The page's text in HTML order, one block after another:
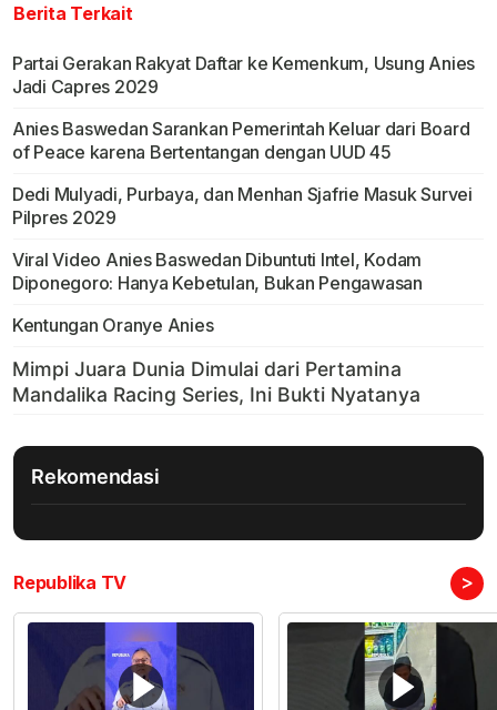
Berita Terkait
Partai Gerakan Rakyat Daftar ke Kemenkum, Usung Anies
Jadi Capres 2029
Anies Baswedan Sarankan Pemerintah Keluar dari Board
of Peace karena Bertentangan dengan UUD 45
Dedi Mulyadi, Purbaya, dan Menhan Sjafrie Masuk Survei
Pilpres 2029
Viral Video Anies Baswedan Dibuntuti Intel, Kodam
Diponegoro: Hanya Kebetulan, Bukan Pengawasan
Kentungan Oranye Anies
Rekomendasi
Republika TV >